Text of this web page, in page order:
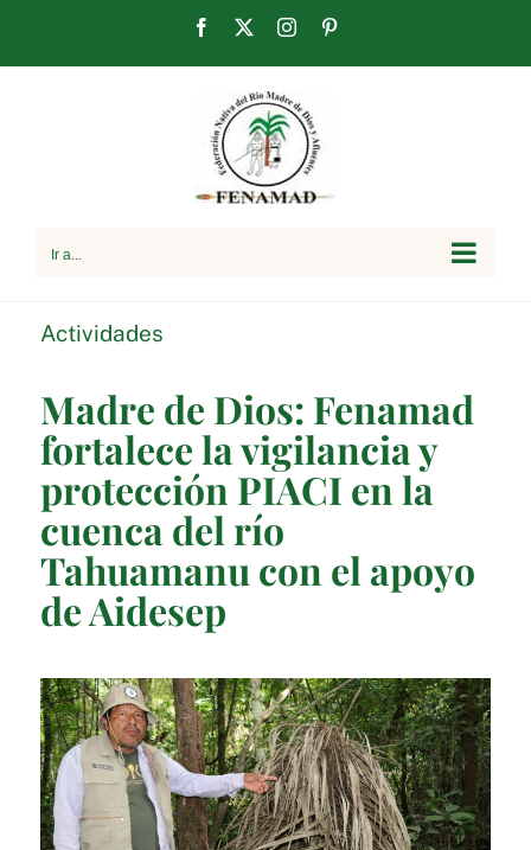
Facebook Instagram
Ir a...
Actividades
Madre de Dios: Fenamad
fortalece la vigilancia y
protección PIACI en la
cuenca del río
Tahuamanu con el apoyo
de Aidesep